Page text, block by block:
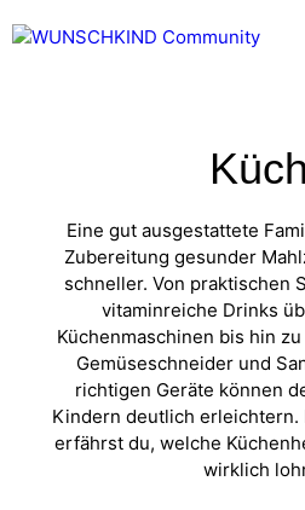
Inhalt
Eine gut ausgestattete
Zubereitung gesunder
schneller. Von praktischen
vitaminreiche Drinks
Küchenmaschinen bis hin
Gemüseschneider und
richtigen Geräte können
Kindern deutlich erleichtern.
erfährst du, welche
wirklich